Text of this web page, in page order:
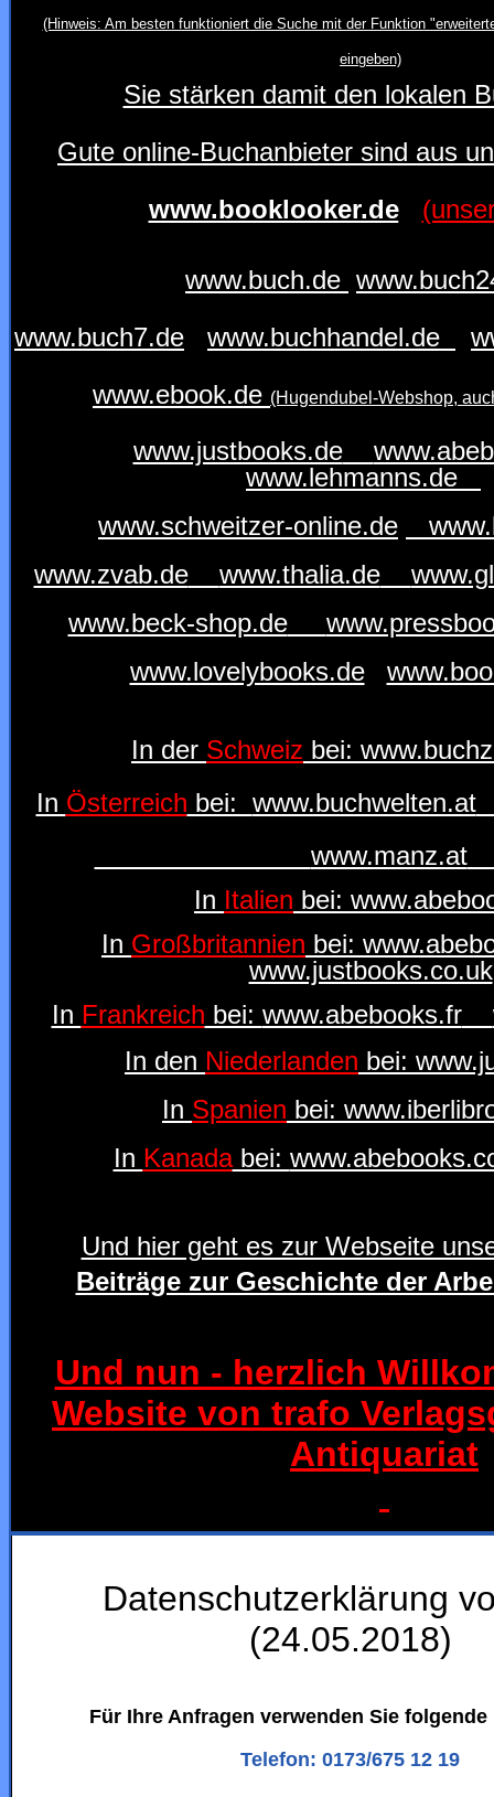
(Hinweis: Am besten funktioniert die Suche mit der Funktion
eingeben)
Sie stärken damit den lokalen
Gute online-Buchanbieter sind aus
www.booklooker.de
www.buch.de
www.buch7.de
www.buchhandel.de
www.ebook.de (Hugendubel-Webshop,
www.justbooks.de
www.lehmanns.de
www.schweitzer-online.de
www.zvab.de
www.thalia.de
www.beck-shop.de
www.lovelybooks.de
In der Schweiz bei:
In Österreich bei: www.buchwelten.at
www.manz.at
In Italien bei:
In Großbritannien bei:
www.justbooks.co.uk
In Frankreich bei: www.abebooks.fr
In den Niederlanden bei:
In Spanien bei:
In Kanadabei:
Und hier geht es zur Webseite
Beiträge zur Geschichte der
Und nun - herzlich
Website von trafo
Antiquariat
Datenschutzerklärung
(24.05.2018)
Für Ihre Anfragen verwenden Sie
Telefon: 0173/675 12 19